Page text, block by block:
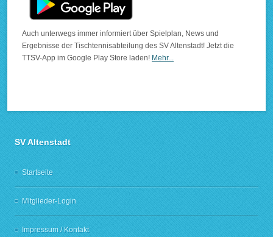
Auch unterwegs immer informiert über Spielplan, News und
Ergebnisse der Tischtennisabteilung des SV Altenstadt! Jetzt die
TTSV-App im Google Play Store laden! Mehr...
SV Altenstadt
Startseite
Mitglieder-Login
Impressum / Kontakt